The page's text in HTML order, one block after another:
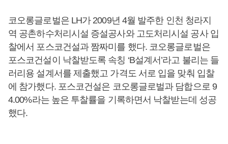
코오롱글로벌은 LH가 2009년 4월 발주한 인천 청라지
역 공촌하수처리시설 증설공사와 고도처리시설 공사 입
찰에서 포스코건설과 짬짜미를 했다. 코오롱글로벌은
포스코건설이 낙찰받도록 속칭 ‘B설계서’라고 불리는 들
러리용 설계서를 제출했고 가격도 서로 입을 맞춰 입찰
에 참가했다. 포스코건설은 코오롱글로벌과 담합으로 9
4.00%라는 높은 투찰률을 기록하면서 낙찰받는데 성공
했다.